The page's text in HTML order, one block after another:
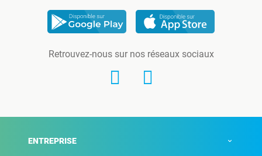
Retrouvez-nous sur nos réseaux sociaux
ENTREPRISE